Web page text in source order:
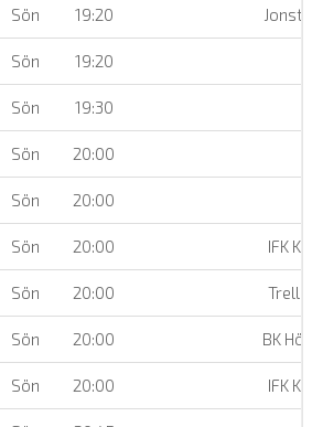
Sön 19:20
Sön 19:20
Sön 19:30
Sön 20:00
Sön 20:00
Sön 20:00 IFK
Sön 20:00
Sön 20:00 BK
Sön 20:00 IFK